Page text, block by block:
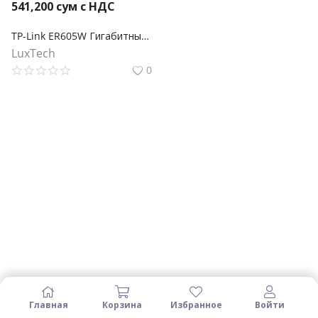
541,200 сум с НДС
TP-Link ER605W Гигабитный Wi-Fi AC1200 шлюз Omada
LuxTech
0
Главная Корзина Избранное Войти